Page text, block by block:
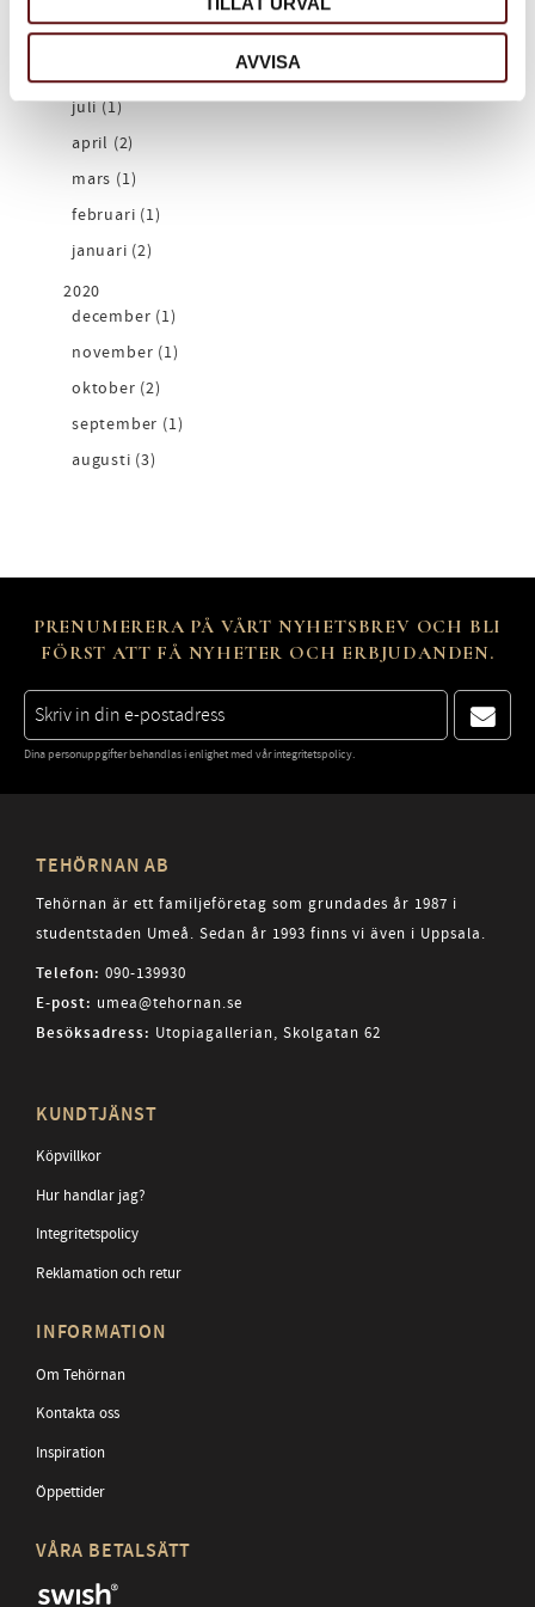
AVVISA
oktober (1)
juli (1)
april (2)
mars (1)
februari (1)
januari (2)
2020
december (1)
november (1)
oktober (2)
september (1)
augusti (3)
PRENUMERERA PÅ VÅRT NYHETSBREV OCH BLI
FÖRST ATT FÅ NYHETER OCH ERBJUDANDEN.
Dina personuppgifter behandlas i enlighet med vårintegritetspolicy.
TEHÖRNAN AB
Tehörnan är ett familjeföretag som grundades år 1987 i
studentstaden Umeå. Sedan år 1993 finns vi även i Uppsala.
Telefon: 090-139930
E-post: umea@tehornan.se
Besöksadress: Utopiagallerian, Skolgatan 62
KUNDTJÄNST
Köpvillkor
Hur handlar jag?
Integritetspolicy
Reklamation och retur
INFORMATION
Om Tehörnan
Kontakta oss
Inspiration
Öppettider
VÅRA BETALSÄTT